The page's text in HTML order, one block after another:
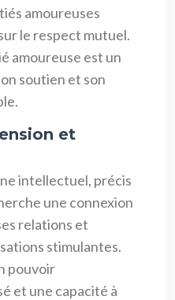
amoureuses
le respect mutuel.
amoureuse est un
soutien et son
et
intellectuel, précis
une connexion
relations et
stimulantes.
pouvoir
et une capacité à